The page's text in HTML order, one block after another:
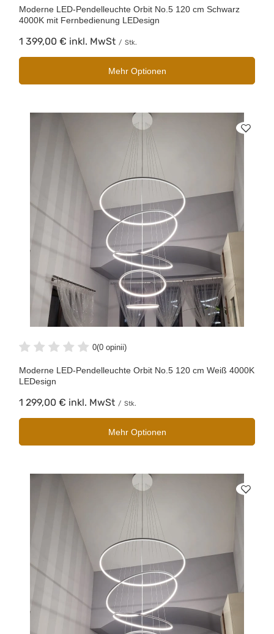
Moderne LED-Pendelleuchte Orbit No.5 120 cm Schwarz
4000K mit Fernbedienung LEDesign
1 399,00 € inkl. MwSt / Stk.
Mehr Optionen
0(0 opinii)
Moderne LED-Pendelleuchte Orbit No.5 120 cm Weiß 4000K
LEDesign
1 299,00 € inkl. MwSt / Stk.
Mehr Optionen